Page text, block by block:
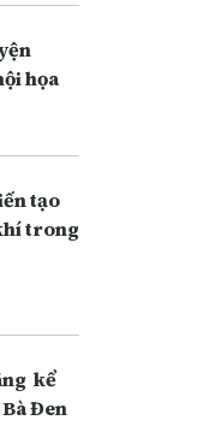
họa
tạo
trong
kể
Đen